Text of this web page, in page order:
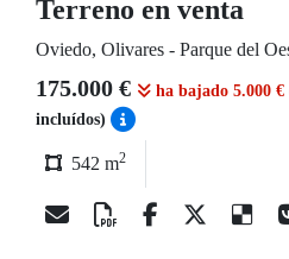
Terreno en venta
Oviedo, Olivares - Parque del
175.000 € ha bajado 5.000 €
incluídos)
542 m2